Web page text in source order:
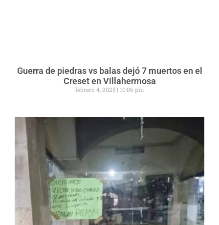
Guerra de piedras vs balas dejó 7 muertos en el
Creset en Villahermosa
febrero 4, 2025 10:06 pm